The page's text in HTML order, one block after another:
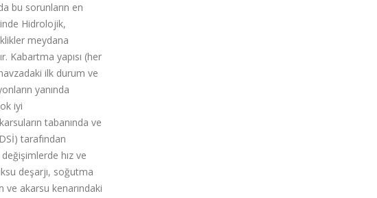
bu sorunların en
Hidrolojik,
meydana
Kabartma yapısı (her
ilk durum ve
yanında
iyi
tabanında ve
tarafından
hız ve
deşarjı, soğutma
ve akarsu kenarındaki